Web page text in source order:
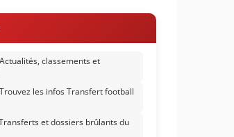
classements et
les infos Transfert football
et dossiers brûlants du